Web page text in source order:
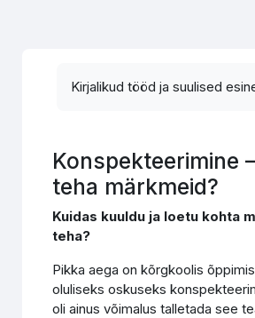
Kirjalikud tööd ja suulised
Konspekteerimine
teha märkmeid?
Kuidas kuuldu ja loetu kohta
teha?
Pikka aega on kõrgkoolis
oluliseks oskuseks
oli ainus võimalus talletada see